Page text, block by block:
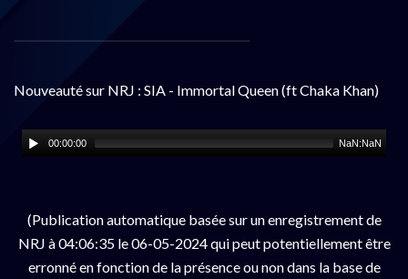
Nouveauté sur NRJ : SIA - Immortal Queen (ft Chaka Khan)
00:00:00 NaN:NaN
(Publication automatique basée sur un enregistrement de
NRJ à 04:06:35 le 06-05-2024 qui peut potentiellement être
erronné en fonction de la présence ou non dans la base de